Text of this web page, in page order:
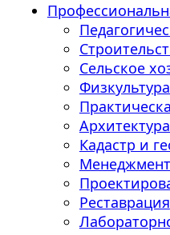
Сельское
Кадастр и
Реставрация